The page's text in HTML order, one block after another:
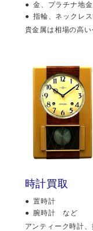
金、プラチナ地
指輪、ネックレ
貴金属は相場の高
時計買取
置時計
腕時計 など
アンティーク時計